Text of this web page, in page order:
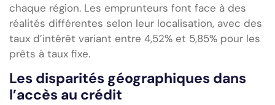
chaque région. Les emprunteurs font face à des
réalités différentes selon leur localisation, avec des
taux d’intérêt variant entre 4,52% et 5,85% pour les
prêts à taux fixe.
Les disparités géographiques dans
l’accès au crédit